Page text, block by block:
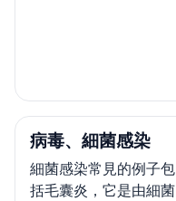
病毒、細菌感染
細菌感染常見的例子包
括毛囊炎，它是由細菌